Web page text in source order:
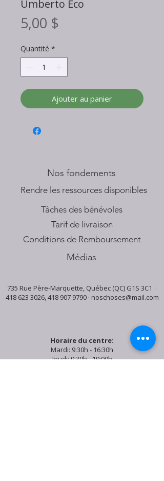
Umberto Eco
5,00 $
Quantité *
Ajouter au panier
Nos fondements
​Rendre les ressources disponibles
Tâches des bénévoles
Tarif de livraison
Conditions de Remboursement
Médias
735 Rue Père-Marquette, Québec (QC) G1S 3C1 ·
418 623 3026,418 907 9790· noschoses@mail.com
Horaire du centre:
Mardi: 9:30h - 16:30h
Jeudi: 9:30h - 19:00h